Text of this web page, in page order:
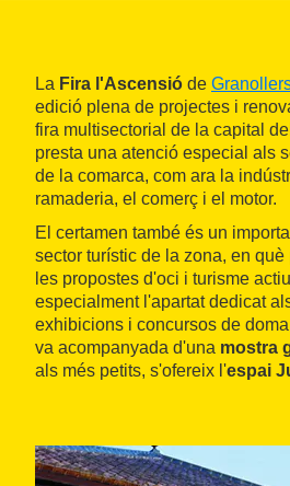
La Fira l'Ascensió de
edició plena de projectes i
fira multisectorial de la capital del
presta una atenció especial als
de la comarca, com ara la
ramaderia, el comerç i el motor.
El certamen també és un
sector turístic de la zona, en
les propostes d'oci i turisme
especialment l'apartat dedicat
exhibicions i concursos de
va acompanyada d'una mostra
als més petits, s'ofereix l'espai